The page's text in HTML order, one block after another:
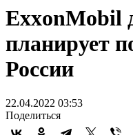
ЕxxonMobil
планирует
России
22.04.2022 03:53
Поделиться